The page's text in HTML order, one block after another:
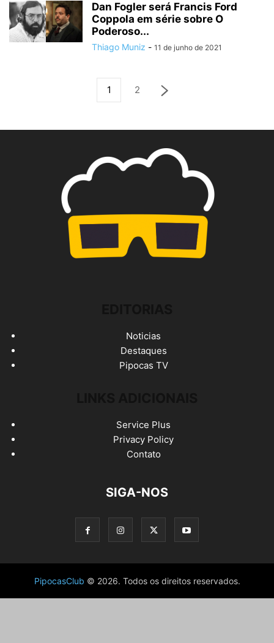
Dan Fogler será Francis Ford
Coppola em série sobre O
Poderoso...
Thiago Muniz - 11 de junho de 2021
1 2
Noticias
Destaques
Pipocas TV
Service Plus
Privacy Policy
Contato
SIGA-NOS
PipocasClub © 2026. Todos os direitos reservados.